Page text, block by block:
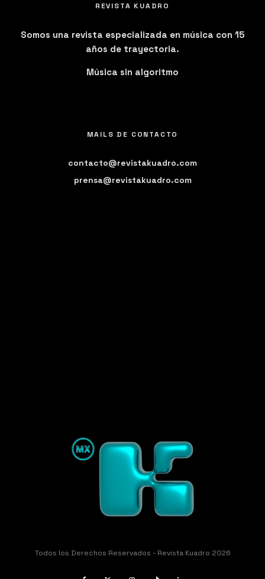
REVISTA KUADRO
Somos una revista especializada en música con 15
años de trayectoria.
Música sin algoritmo
MAILS DE CONTACTO
contacto@revistakuadro.com
prensa@revistakuadro.com
Todos los Derechos Reservados - Revista Kuadro 2026